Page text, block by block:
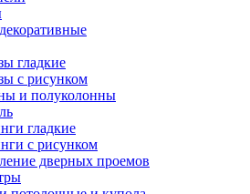
гладкие
с рисунком
и полуколонны
гладкие
с рисунком
дверных проемов